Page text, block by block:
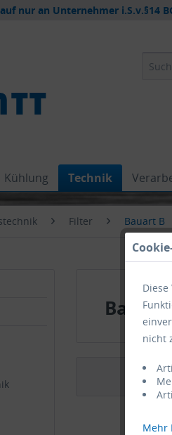
nur an Unternehmer i.S.v.§14
Kühlung Technik
Filter Bauart B
Bauart
nicht
Mehr